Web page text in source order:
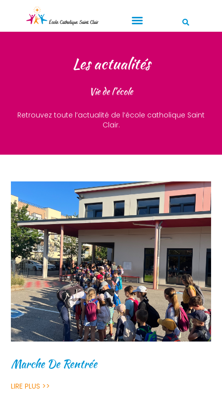
Les actualités
Vie de l’école
Retrouvez toute l’actualité de l’école catholique Saint
Clair.
Marche De Rentrée
LIRE PLUS >>